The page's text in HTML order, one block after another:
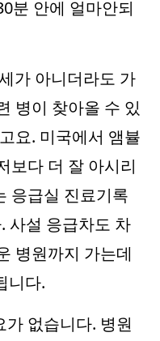
분 안에 얼마안되
가 아니더라도 가
병이 찾아올 수 있
요. 미국에서 앰뷸
보다 더 잘 아시리
응급실 진료기록
사설 응급차도 차
병원까지 가는데
니다.
없습니다. 병원